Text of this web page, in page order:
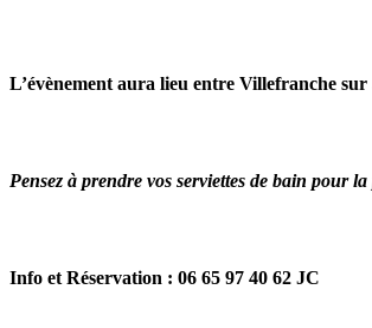
L’évènement aura lieu entre Villefranche sur
Pensez à prendre vos serviettes de bain pour
Info et Réservation : 06 65 97 40 62 JC